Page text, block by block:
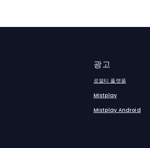
광고
로열티 플랫폼
Mistplay
Mistplay Android